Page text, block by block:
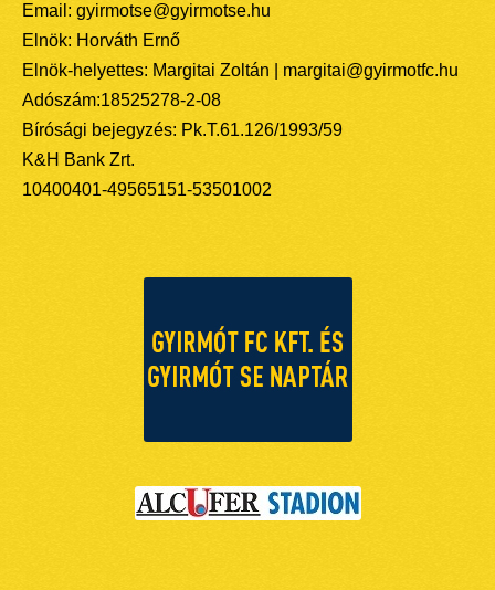
Email: gyirmotse@gyirmotse.hu
Elnök: Horváth Ernő
Elnök-helyettes: Margitai Zoltán | margitai@gyirmotfc.hu
Adószám:18525278-2-08
Bírósági bejegyzés: Pk.T.61.126/1993/59
K&H Bank Zrt.
10400401-49565151-53501002